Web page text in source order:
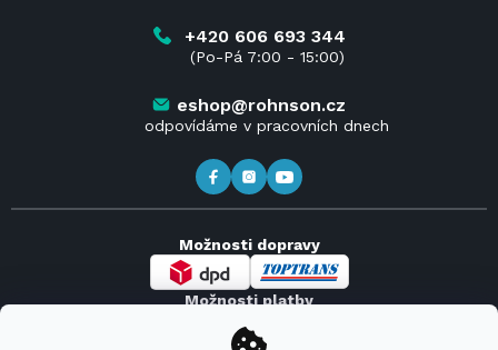
Vrácení zboží do 14 dnů +420 606 693 344
(Po-Pá 7:00 - 15:00)
eshop@rohnson.cz
odpovídáme v pracovních dnech
Možnosti dopravy
Možnosti platby